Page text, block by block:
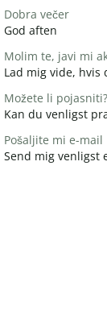
Dobra večer
God aften
Molim te, javi mi
Lad mig vide,
Možete li pojasniti?
Kan du venligst
Pošaljite mi e-mail
Send mig venligst